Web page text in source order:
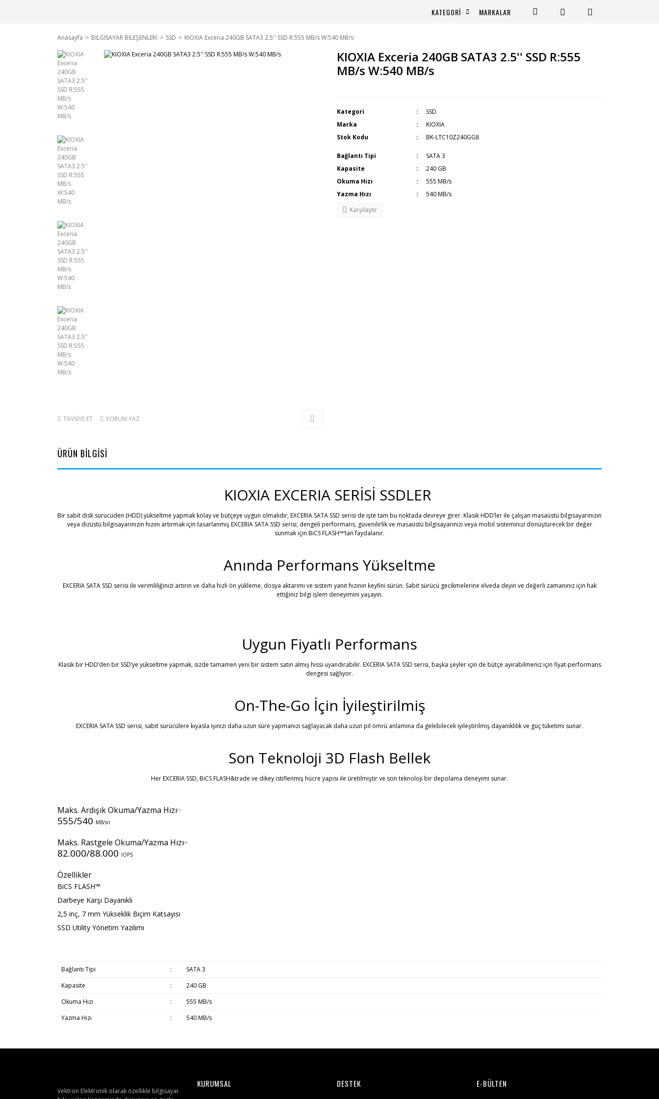
KATEGORİ MARKALAR
Anasayfa BİLGİSAYAR BİLEŞENLERİ SSD KIOXIA Exceria 240GB SATA3 2.5'' SSD R:555 MB/s W:540 MB/s
TAVSİYE ET YORUM YAZ
KIOXIA Exceria 240GB SATA3 2.5'' SSD R:555
MB/s W:540 MB/s
Kategori
SSD
Marka
KIOXIA
Stok Kodu
BK-LTC10Z240GG8
Bağlantı Tipi
SATA 3
Kapasite
240 GB
Okuma Hızı
555 MB/s
Yazma Hızı
540 MB/s
Karşılaştır
ÜRÜN BİLGİSİ
KIOXIA EXCERIA SERİSİ SSDLER
Bir sabit disk sürücüden (HDD) yükseltme yapmak kolay ve bütçeye uygun olmalıdır, EXCERIA SATA SSD serisi de işte tam bu noktada devreye girer. Klasik HDD’ler ile çalışan masaüstü bilgisayarınızın
veya dizüstü bilgisayarınızın hızını artırmak için tasarlanmış EXCERIA SATA SSD serisi, dengeli performans, güvenilirlik ve masaüstü bilgisayarınızı veya mobil sisteminizi dönüştürecek bir değer
sunmak için BiCS FLASH™’tan faydalanır.
Anında Performans Yükseltme
EXCERIA SATA SSD serisi ile verimliliğinizi artırın ve daha hızlı ön yükleme, dosya aktarımı ve sistem yanıt hızının keyfini sürün. Sabit sürücü gecikmelerine elveda deyin ve değerli zamanınız için hak
ettiğiniz bilgi işlem deneyimini yaşayın.
Uygun Fiyatlı Performans
Klasik bir HDD’den bir SSD’ye yükseltme yapmak, sizde tamamen yeni bir sistem satın almış hissi uyandırabilir. EXCERIA SATA SSD serisi, başka şeyler için de bütçe ayırabilmeniz için fiyat-performans
dengesi sağlıyor.
On-The-Go İçin İyileştirilmiş
EXCERIA SATA SSD serisi, sabit sürücülere kıyasla işinizi daha uzun süre yapmanızı sağlayacak daha uzun pil ömrü anlamına da gelebilecek iyileştirilmiş dayanıklılık ve güç tüketimi sunar.
Son Teknoloji 3D Flash Bellek
Her EXCERIA SSD, BiCS FLASH&trade ve dikey istiflenmiş hücre yapısı ile üretilmiştir ve son teknoloji bir depolama deneyimi sunar.
Maks. Ardışık Okuma/Yazma Hızı(1)
555/540 MB/sn
Maks. Rastgele Okuma/Yazma Hızı(2)
82.000/88.000 IOPS
Özellikler
BiCS FLASH™
Darbeye Karşı Dayanıklı
2,5 inç, 7 mm Yükseklik Biçim Katsayısı
SSD Utility Yönetim Yazılımı
Bağlantı Tipi :
SATA 3
Kapasite
:
240 GB
Okuma Hızı
:
555 MB/s
Yazma Hızı
: 540 MB/s
Vektron Elektronik olarak özellikle bilgisayar
KURUMSAL DESTEK E-BÜLTEN